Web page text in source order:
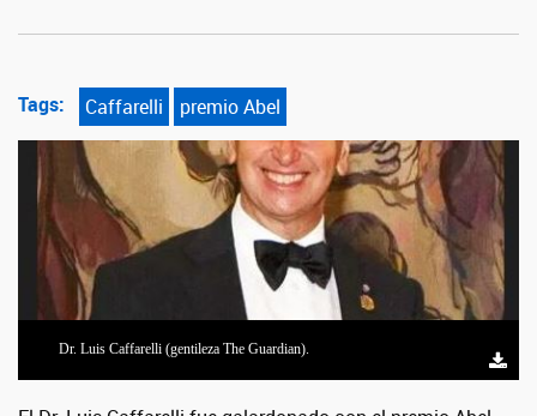
Tags: Caffarelli premio Abel
Dr. Luis Caffarelli (gentileza The Guardian).